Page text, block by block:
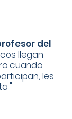
del
llegan
cuando
les
"